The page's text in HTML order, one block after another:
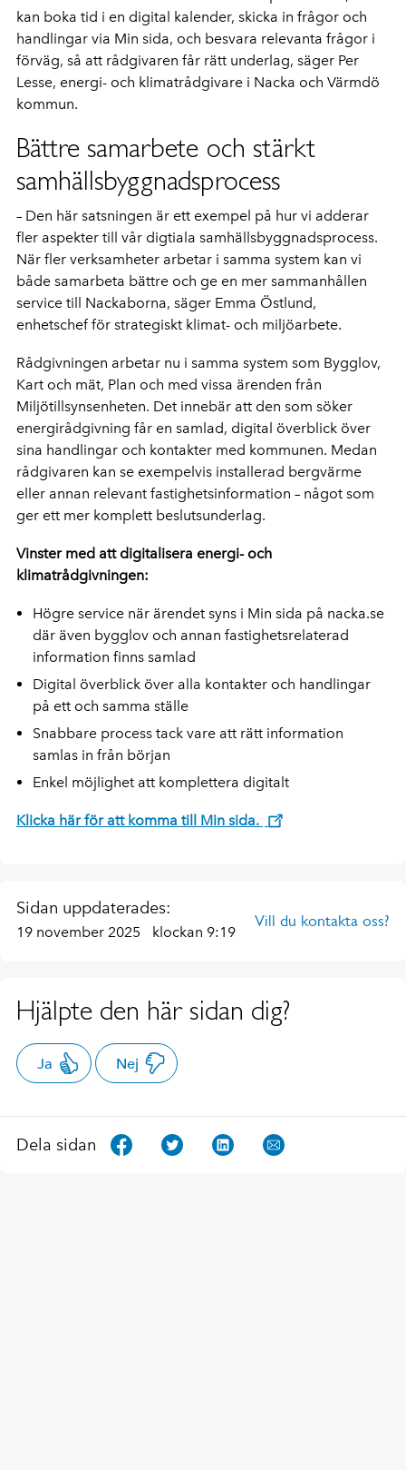
kan boka tid i en digital kalender, skicka in frågor och
handlingar via Min sida, och besvara relevanta frågor i
förväg, så att rådgivaren får rätt underlag, säger Per
Lesse, energi- och klimatrådgivare i Nacka och Värmdö
kommun.
Bättre samarbete och stärkt
samhällsbyggnadsprocess
– Den här satsningen är ett exempel på hur vi adderar
fler aspekter till vår digtiala samhällsbyggnadsprocess.
När fler verksamheter arbetar i samma system kan vi
både samarbeta bättre och ge en mer sammanhållen
service till Nackaborna, säger Emma Östlund,
enhetschef för strategiskt klimat- och miljöarbete.
Rådgivningen arbetar nu i samma system som Bygglov,
Kart och mät, Plan och med vissa ärenden från
Miljötillsynsenheten. Det innebär att den som söker
energirådgivning får en samlad, digital överblick över
sina handlingar och kontakter med kommunen. Medan
rådgivaren kan se exempelvis installerad bergvärme
eller annan relevant fastighetsinformation – något som
ger ett mer komplett beslutsunderlag.
Vinster med att digitalisera energi- och
klimatrådgivningen:
Högre service när ärendet syns i Min sida på nacka.se
där även bygglov och annan fastighetsrelaterad
information finns samlad
Digital överblick över alla kontakter och handlingar
på ett och samma ställe
Snabbare process tack vare att rätt information
samlas in från början
Enkel möjlighet att komplettera digitalt
Klicka här för att komma till Min sida.
Sidan uppdaterades:
19 november 2025 klockan 9:19
Vill du kontakta oss?
Hjälpte den här sidan dig?
Ja Nej
Dela sidan